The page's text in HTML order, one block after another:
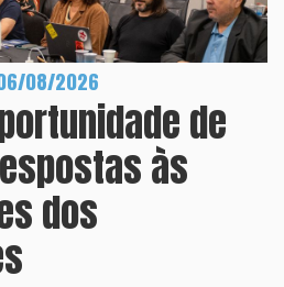
08/2026
de
às
dos